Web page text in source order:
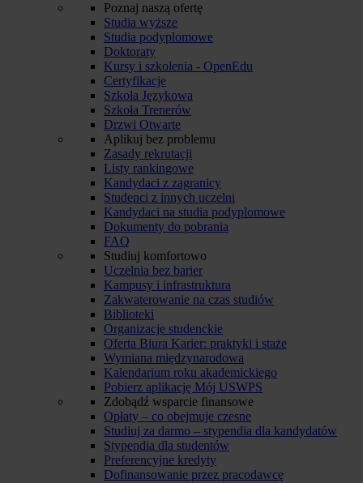
Poznaj naszą ofertę
Studia wyższe
Studia podyplomowe
Doktoraty
Kursy i szkolenia - OpenEdu
Certyfikacje
Szkoła Językowa
Szkoła Trenerów
Drzwi Otwarte
Aplikuj bez problemu
Zasady rekrutacji
Listy rankingowe
Kandydaci z zagranicy
Studenci z innych uczelni
Kandydaci na studia podyplomowe
Dokumenty do pobrania
FAQ
Studiuj komfortowo
Uczelnia bez barier
Kampusy i infrastruktura
Zakwaterowanie na czas studiów
Biblioteki
Organizacje studenckie
Oferta Biura Karier: praktyki i staże
Wymiana międzynarodowa
Kalendarium roku akademickiego
Pobierz aplikację Mój USWPS
Zdobądź wsparcie finansowe
Opłaty – co obejmuje czesne
Studiuj za darmo – stypendia dla kandydatów
Stypendia dla studentów
Preferencyjne kredyty
Dofinansowanie przez pracodawcę